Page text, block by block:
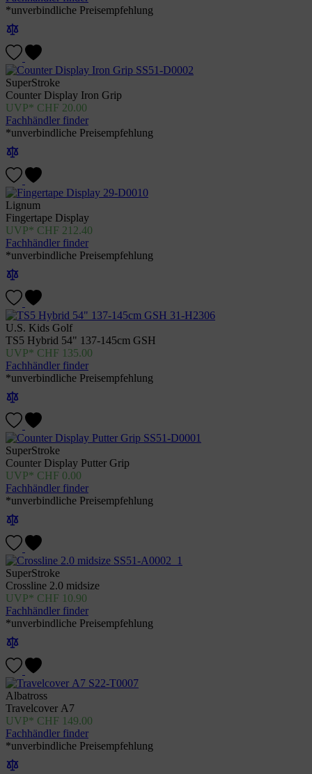
*unverbindliche Preisempfehlung
SuperStroke
Counter Display Iron Grip
CHF 20.00
Fachhändler finder
*unverbindliche Preisempfehlung
Lignum
Fingertape Display
CHF 212.40
Fachhändler finder
*unverbindliche Preisempfehlung
U.S. Kids Golf
TS5 Hybrid 54" 137-145cm GSH
CHF 135.00
Fachhändler finder
*unverbindliche Preisempfehlung
SuperStroke
Counter Display Putter Grip
CHF 0.00
Fachhändler finder
*unverbindliche Preisempfehlung
SuperStroke
Crossline 2.0 midsize
CHF 10.90
Fachhändler finder
*unverbindliche Preisempfehlung
Albatross
Travelcover A7
CHF 149.00
Fachhändler finder
*unverbindliche Preisempfehlung